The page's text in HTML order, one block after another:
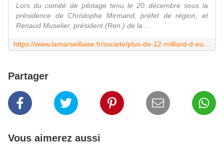
Lors du comité de pilotage tenu le 20 décembre sous la
présidence de Christophe Mirmand, préfet de région, et
Renaud Muselier, président (Ren.) de la ...
Partager
Vous aimerez aussi